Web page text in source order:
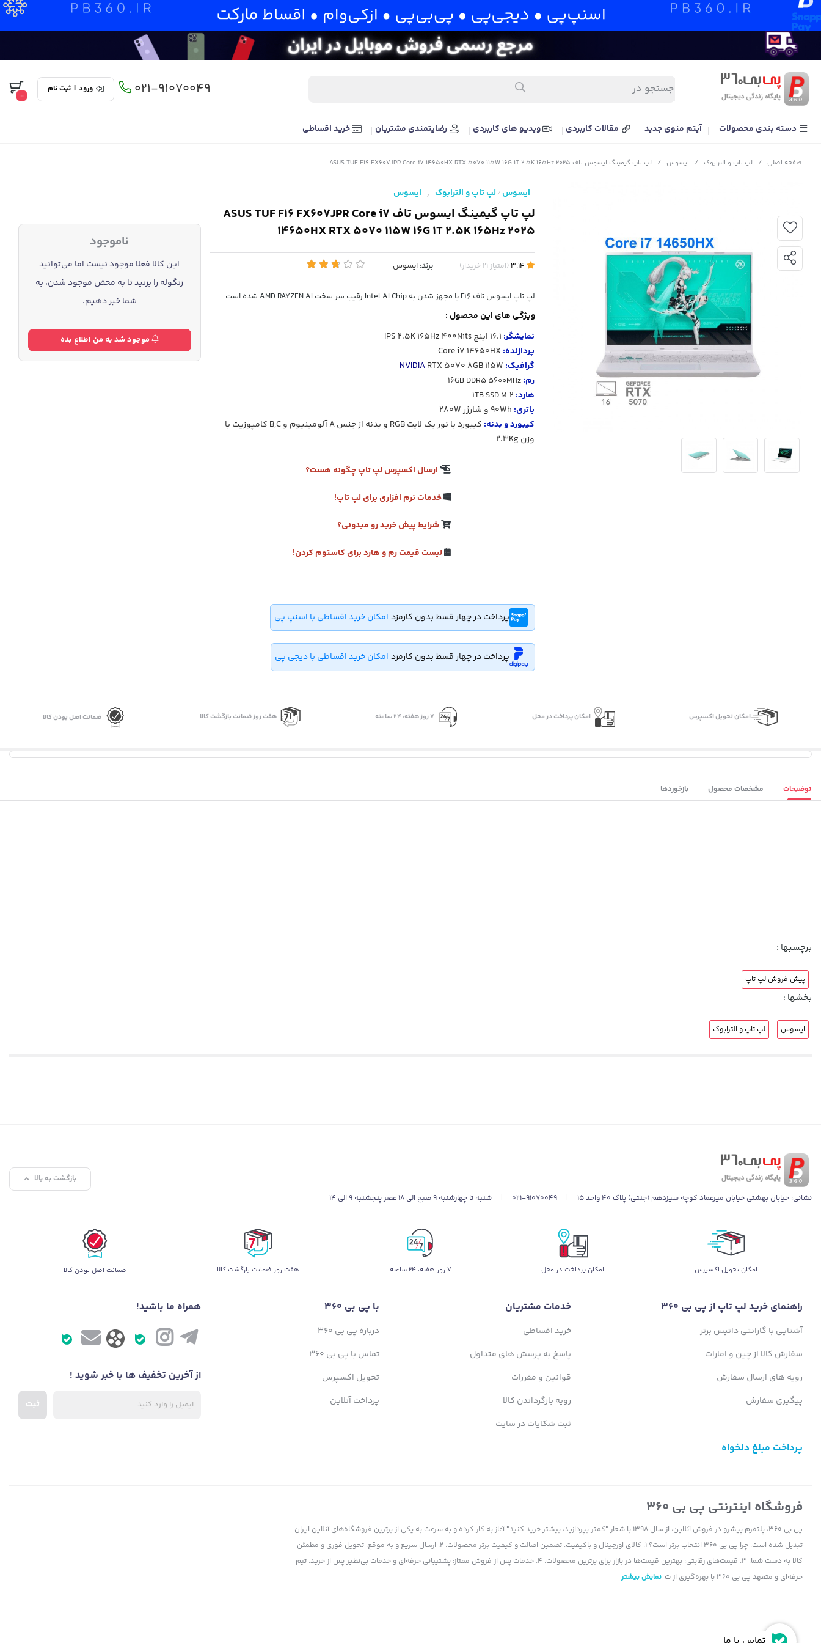
021-91070049 ورود | ثبت نام
0
دسته بندی محصولات آیتم منوی جدید مقالات کاربردی ویدیو های کاربردی رضایتمندی مشتریان خرید اقساطی
صفحه اصلی / لپ تاپ و الترابوک / ایسوس / لپ تاپ گیمینگ ایسوس تاف ASUS TUF F16 FX607JPR Core i7 14650HX RTX 5070 115W 16G 1T 2.5K 165Hz 2025
ایسوس / لپ تاپ و الترابوک / ایسوس
لپ تاپ گیمینگ ایسوس تاف ASUS TUF F16 FX607JPR Core i7
14650HX RTX 5070 115W 16G 1T 2.5K 165Hz 2025
(امتیاز 21 خریدار) برند: ایسوس
لپ تاپ ایسوس تاف F16 با مجهز شدن به Intel AI Chip رقیب سر سخت AMD RAYZEN AI شده است.
ویژگی های این محصول :
نمایشگر: 16.1 اینچ IPS 2.5K165Hz 400Nits
پردازنده: Core i7 14650HX
گرافیک:
NVIDIARTX 5070 8GB 115W
رم: 16GB DDR5 5600MHz
هارد:
باتری: 90Wh و شارژر 280W
کیبورد و بدنه: کیبورد با نور بک لایت RGB و بدنه از جنس A آلومینیوم و B,C کامپوزیت
با
وزن 2.3Kg
ارسال اکسپرس لپ تاپ چگونه هست؟
خدمات نرم افزاری برای لپ تاپ!
شرایط پیش خرید رو میدونی؟
لیست قیمت رم و هارد برای کاستوم کردن!
پرداخت در چهار قسط بدون کارمزد امکان خرید اقساطی با اسنپ پی
پرداخت در چهار قسط بدون کارمزد امکان خرید اقساطی با دیجی پی
ناموجود
این کالا فعلا موجود نیست اما می‌توانید
زنگوله را بزنید تا به محض موجود شدن، به
شما خبر دهیم.
موجود شد به من اطلاع بده
اﻣﮑﺎن ﺗﺤﻮﯾﻞ اﮐﺴﭙﺮس امکان پرداخت در محل ۷ روز ﻫﻔﺘﻪ، ۲۴ ﺳﺎﻋﺘﻪ هفت روز ضمانت بازگشت کالا ضمانت اصل بودن کالا
توضیحات مشخصات محصول بازخوردها
برچسبها :
پیش فروش لپ تاپ
بخشها :
ایسوس لپ تاپ و الترابوک
نشانی: خیابان بهشتی خیابان میرعماد کوچه سیزدهم (جنتی) پلاک ۴۰ واحد ۱۵ |
021-91070049
| شنبه تا چهارشنبه 9 صبح الی 18 عصر پنجشنبه 9 الی 14
بازگشت به بالا
اﻣﮑﺎن ﺗﺤﻮﯾﻞ اﮐﺴﭙﺮس امکان پرداخت در محل ۷ روز ﻫﻔﺘﻪ، ۲۴ ﺳﺎﻋﺘﻪ هفت روز ضمانت بازگشت کالا ضمانت اصل بودن کالا
راهنمای خرید لپ تاپ از پی بی 360
آشنایی با گارانتی داتیس برتر
سفارش کالا از چین و امارات
رویه های ارسال سفارش
پیگیری سفارش
خدمات مشتریان
خرید اقساطی
پاسخ به پرسش های متداول
قوانین و مقررات
رویه بازگرداندن کالا
ثبت شکایات در سایت
با پی بی 360
درباره پی بی 360
تماس با پی بی 360
تحویل اکسپرس
پرداخت آنلاین
پرداخت مبلغ دلخواه
همراه ما باشید!
از آخرین تخفیف ها با خبر شوید !
ثبت
فروشگاه اینترنتی پی بی 360
پی بی 360، پلتفرم پیشرو در فروش آنلاین، از سال 1398 با شعار "کمتر بپردازید، بیشتر خرید کنید" آغاز به کار کرده و به سرعت به یکی از برترین فروشگاه‌های آنلاین ایران
تبدیل شده است. چرا پی بی 360 انتخاب برتر است؟ 1. کالای اورجینال و باکیفیت: تضمین اصالت و کیفیت برتر محصولات. 2. ارسال سریع و به موقع: تحویل فوری و مطمئن
کالا به دست شما. 3. قیمت‌های رقابتی: بهترین قیمت‌ها در بازار برای برترین محصولات. 4. خدمات پس از فروش ممتاز: پشتیبانی حرفه‌ای و خدمات بی‌نظیر پس از خرید. تیم
حرفه‌ای و متعهد پی بی 360 با بهره‌گیری از ت
نمایش بیشتر